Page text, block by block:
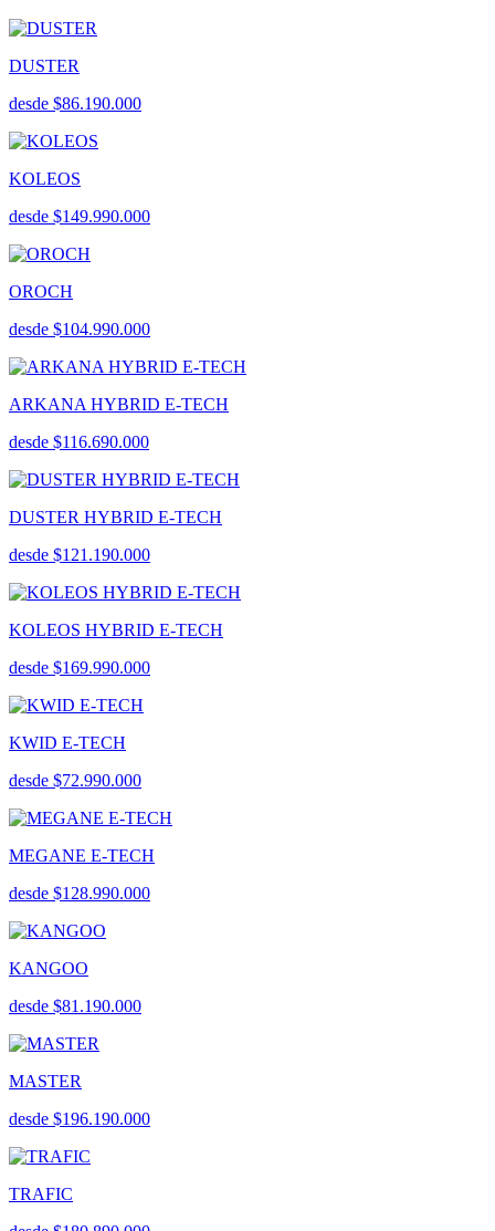
DUSTER
desde $86.190.000
KOLEOS
desde $149.990.000
OROCH
desde $104.990.000
ARKANA HYBRID E-TECH
desde $116.690.000
DUSTER HYBRID E-TECH
desde $121.190.000
KOLEOS HYBRID E-TECH
desde $169.990.000
KWID E-TECH
desde $72.990.000
MEGANE E-TECH
desde $128.990.000
KANGOO
desde $81.190.000
MASTER
desde $196.190.000
TRAFIC